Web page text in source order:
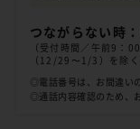
つながらない時：
（受付時間／午前9：
（12/29〜1/3）を除く
◎電話番号は、お間違い
◎通話内容確認のため、